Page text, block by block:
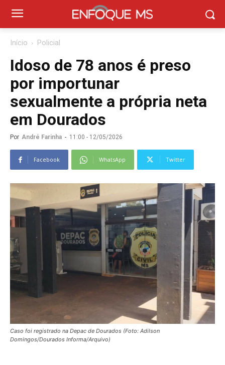
Início Policial
Idoso de 78 anos é preso
por importunar
sexualmente a própria neta
em Dourados
Por André Farinha - 11:00 - 12/05/2026
Facebook WhatsApp Twitter
Caso foi registrado na Depac de Dourados (Foto: Adilson
Domingos/Dourados Informa/Arquivo)